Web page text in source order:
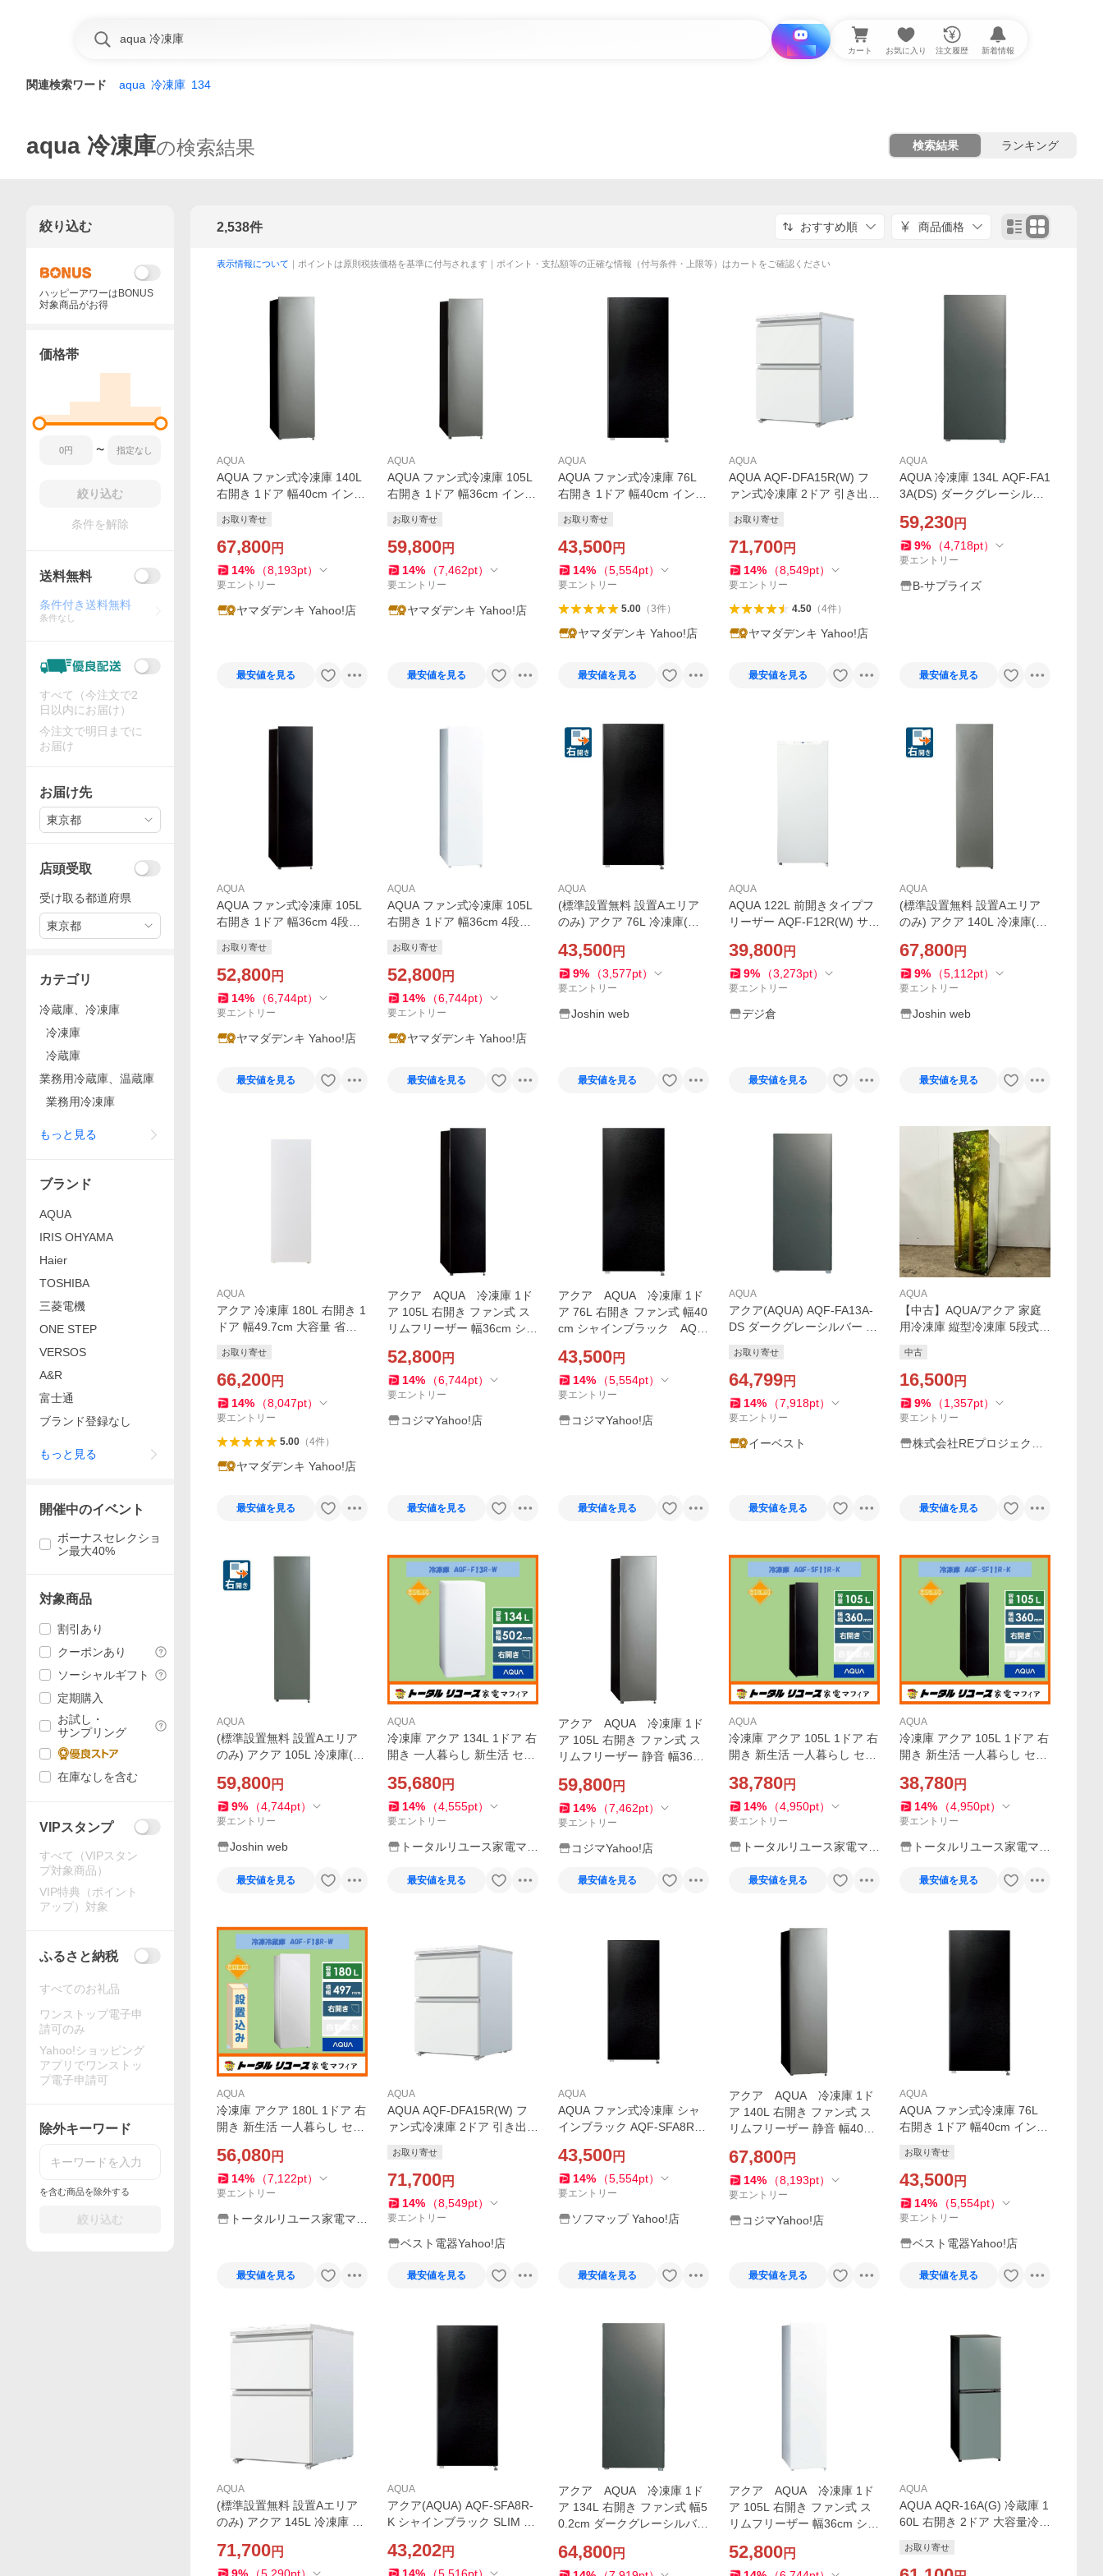
i と探す カート お気に入り 注文履歴 新着情報
関連検索ワード aqua 冷凍庫 134
aqua 冷凍庫の検索結果 検索結果 ランキング
2,538件 おすすめ順 商品価格
表示情報について ｜ポイントは原則税抜価格を基準に付与されます｜ポイント・支払額等の正確な情報（付与条件・上限等）はカートをご確認ください
AQUA
AQUA ファン式冷凍庫 140L
右開き 1ドア 幅40cm インバ
き出し4段 AQF-SFA14A(DS)
シルバー系 2026年
お取り寄せ
67,800円
14% （8,193pt）
要エントリー
ヤマダデンキ Yahoo!店
最安値を見る
AQUA
AQUA ファン式冷凍庫 105L
右開き 1ドア 幅36cm インバ
スケット AQF-SFA11A(DS)
シルバー系 2026年
お取り寄せ
59,800円
14% （7,462pt）
要エントリー
ヤマダデンキ Yahoo!店
最安値を見る
AQUA
AQUA ファン式冷凍庫 76L
右開き 1ドア 幅40cm インバ
し式バスケット AQF-SFA8R
(K) ブラック系
お取り寄せ
43,500円
14% （5,554pt）
要エントリー
5.00（3件）
ヤマダデンキ Yahoo!店
最安値を見る
AQUA
AQUA AQF-DFA15R(W) フ
ァン式冷凍庫 2ドア 引き出し
お取り寄せ
71,700円
14% （8,549pt）
要エントリー
4.50（4件）
ヤマダデンキ Yahoo!店
最安値を見る
AQUA
AQUA 冷凍庫 134L AQF-FA1
3A(DS) ダークグレーシルバ
引き出し式 ファン式 自動霜
取り 急速冷凍
59,230円
9% （4,718pt）
要エントリー
B-サプライズ
最安値を見る
AQUA
AQUA ファン式冷凍庫 105L
右開き 1ドア 幅36cm 4段引
化処理ガラス棚 AQF-SF11A
(K) ブラック系 2026年
お取り寄せ
52,800円
14% （6,744pt）
要エントリー
ヤマダデンキ Yahoo!店
最安値を見る
AQUA
AQUA ファン式冷凍庫 105L
右開き 1ドア 幅36cm 4段引
化処理ガラス棚 AQF-SF11A
(W) ホワイト系 2026年
お取り寄せ
52,800円
14% （6,744pt）
要エントリー
ヤマダデンキ Yahoo!店
最安値を見る
AQUA
(標準設置無料 設置Aエリア
のみ) アクア 76L 冷凍庫(右
ーザー) AQUA AQF-SFA8R-
K 返品種別A
43,500円
9% （3,577pt）
要エントリー
Joshin web
最安値を見る
AQUA
AQUA 122L 前開きタイプフ
リーザー AQF-F12R(W) サテ
送エリア内送料標準設置無料
39,800円
9% （3,273pt）
要エントリー
デジ倉
最安値を見る
AQUA
(標準設置無料 設置Aエリア
のみ) アクア 140L 冷凍庫(右
ザー)AQUA AQF-SFA14A-D
S 返品種別A
67,800円
9% （5,112pt）
要エントリー
Joshin web
最安値を見る
AQUA
アクア 冷凍庫 180L 右開き 1
ドア 幅49.7cm 大容量 省エ
18R(W) ホワイト系 2024年
お取り寄せ
66,200円
14% （8,047pt）
要エントリー
5.00（4件）
ヤマダデンキ Yahoo!店
最安値を見る
アクア AQUA 冷凍庫 1ド
ア 105L 右開き ファン式 ス
リムフリーザー 幅36cm シル
K（標準設置無料）
52,800円
14% （6,744pt）
要エントリー
コジマYahoo!店
最安値を見る
アクア AQUA 冷凍庫 1ド
ア 76L 右開き ファン式 幅40
cm シャインブラック AQF-
43,500円
14% （5,554pt）
要エントリー
コジマYahoo!店
最安値を見る
AQUA
アクア(AQUA) AQF-FA13A-
DS ダークグレーシルバー フ
ーター搭載 134L
お取り寄せ
64,799円
14% （7,918pt）
要エントリー
イーベスト
最安値を見る
AQUA
【中古】AQUA/アクア 家庭
用冷凍庫 縦型冷凍庫 5段式
102L W360×D635×H1,455
(mm) 2021年製
中古
16,500円
9% （1,357pt）
要エントリー
株式会社REプロジェクトE
最安値を見る
AQUA
(標準設置無料 設置Aエリア
のみ) アクア 105L 冷凍庫(右
ザー)AQUA AQF-SFA11A-DS
返品種別A
59,800円
9% （4,744pt）
要エントリー
Joshin web
最安値を見る
AQUA
冷凍庫 アクア 134L 1ドア 右
開き 一人暮らし 新生活 セカ
ウトレット
35,680円
14% （4,555pt）
要エントリー
トータルリユース家電マフ
最安値を見る
アクア AQUA 冷凍庫 1ド
ア 105L 右開き ファン式 ス
リムフリーザー 静音 幅36cm
1A-DS（標準設置無料）
59,800円
14% （7,462pt）
要エントリー
コジマYahoo!店
最安値を見る
AQUA
冷凍庫 アクア 105L 1ドア 右
開き 新生活 一人暮らし セカ
アウトレット N802
38,780円
14% （4,950pt）
要エントリー
トータルリユース家電マフ
最安値を見る
AQUA
冷凍庫 アクア 105L 1ドア 右
開き 新生活 一人暮らし セカ
アウトレット N803
38,780円
14% （4,950pt）
要エントリー
トータルリユース家電マフ
最安値を見る
AQUA
冷凍庫 アクア 180L 1ドア 右
開き 新生活 一人暮らし セカ
ウトレット
56,080円
14% （7,122pt）
要エントリー
トータルリユース家電マフ
最安値を見る
AQUA
AQUA AQF-DFA15R(W) フ
ァン式冷凍庫 2ドア 引き出し
お取り寄せ
71,700円
14% （8,549pt）
要エントリー
ベスト電器Yahoo!店
最安値を見る
AQUA
AQUA ファン式冷凍庫 シャ
インブラック AQF-SFA8R
開きタイプ /2025年］ 【お届
け日時指定不可】
43,500円
14% （5,554pt）
要エントリー
ソフマップ Yahoo!店
最安値を見る
アクア AQUA 冷凍庫 1ド
ア 140L 右開き ファン式 ス
リムフリーザー 静音 幅40cm
4A-DS（標準設置無料）
67,800円
14% （8,193pt）
要エントリー
コジマYahoo!店
最安値を見る
AQUA
AQUA ファン式冷凍庫 76L
右開き 1ドア 幅40cm インバ
し式バスケット AQF-SFA8R
(K) ブラック系
お取り寄せ
43,500円
14% （5,554pt）
要エントリー
ベスト電器Yahoo!店
最安値を見る
AQUA
(標準設置無料 設置Aエリア
のみ) アクア 145L 冷凍庫 サ
QUA AQF-DFA15R-W 返品
種別A
71,700円
AQUA
アクア(AQUA) AQF-SFA8R-
K シャインブラック SLIM F
L 右開き 幅400mm
43,202円
アクア AQUA 冷凍庫 1ド
ア 134L 右開き ファン式 幅5
0.2cm ダークグレーシルバ
置無料）
64,800円
アクア AQUA 冷凍庫 1ド
ア 105L 右開き ファン式 ス
リムフリーザー 幅36cm シル
W（標準設置無料）
52,800円
AQUA
AQUA AQR-16A(G) 冷蔵庫 1
60L 右開き 2ドア 大容量冷凍
設計 AQR-16A(G) グレー系
お取り寄せ
絞り込む
ハッピーアワーはBONUS
対象商品がお得
価格帯
〜
絞り込む
条件を解除
送料無料
条件付き送料無料
条件なし
すべて（今注文で2
日以内にお届け）
今注文で明日までに
お届け
お届け先
東京都
店頭受取
受け取る都道府県
東京都
カテゴリ
冷蔵庫、冷凍庫
冷凍庫
冷蔵庫
業務用冷蔵庫、温蔵庫
業務用冷凍庫
もっと見る
ブランド
AQUA
IRIS OHYAMA
Haier
TOSHIBA
三菱電機
ONE STEP
VERSOS
A&R
富士通
ブランド登録なし
もっと見る
開催中のイベント
ボーナスセレクショ
ン最大40%
対象商品
割引あり
クーポンあり
ソーシャルギフト
定期購入
お試し・
サンプリング
在庫なしを含む
VIPスタンプ
すべて（VIPスタン
プ対象商品）
VIP特典（ポイント
アップ）対象
ふるさと納税
すべてのお礼品
ワンストップ電子申
請可のみ
Yahoo!ショッピング
アプリでワンストッ
プ電子申請可
除外キーワード
を含む商品を除外する
絞り込む